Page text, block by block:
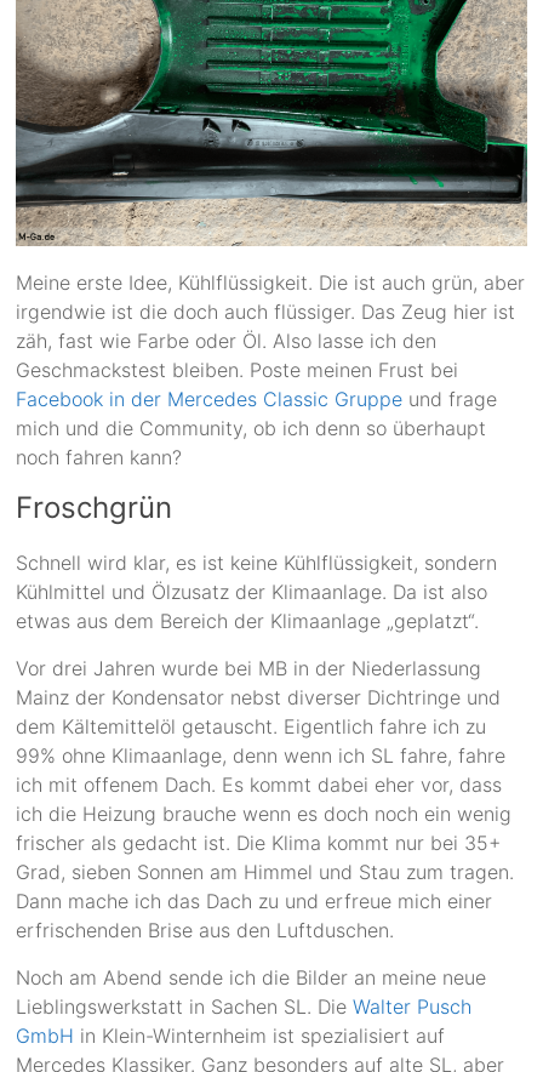
Meine erste Idee, Kühlflüssigkeit. Die ist auch grün, aber
irgendwie ist die doch auch flüssiger. Das Zeug hier ist
zäh, fast wie Farbe oder Öl. Also lasse ich den
Geschmackstest bleiben. Poste meinen Frust bei
Facebook in der Mercedes Classic Gruppe und frage
mich und die Community, ob ich denn so überhaupt
noch fahren kann?
Froschgrün
Schnell wird klar, es ist keine Kühlflüssigkeit, sondern
Kühlmittel und Ölzusatz der Klimaanlage. Da ist also
etwas aus dem Bereich der Klimaanlage „geplatzt“.
Vor drei Jahren wurde bei MB in der Niederlassung
Mainz der Kondensator nebst diverser Dichtringe und
dem Kältemittelöl getauscht. Eigentlich fahre ich zu
99% ohne Klimaanlage, denn wenn ich SL fahre, fahre
ich mit offenem Dach. Es kommt dabei eher vor, dass
ich die Heizung brauche wenn es doch noch ein wenig
frischer als gedacht ist. Die Klima kommt nur bei 35+
Grad, sieben Sonnen am Himmel und Stau zum tragen.
Dann mache ich das Dach zu und erfreue mich einer
erfrischenden Brise aus den Luftduschen.
Noch am Abend sende ich die Bilder an meine neue
Lieblingswerkstatt in Sachen SL. DieWalter Pusch
GmbH in Klein-Winternheim ist spezialisiert auf
Mercedes Klassiker. Ganz besonders auf alte SL, aber